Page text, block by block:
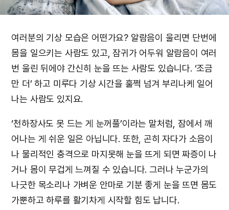
여러분의 기상 모습은 어떤가요? 알람음이 울리면 단번에
몸을 일으키는 사람도 있고, 잠귀가 어두워 알람음이 여러
번 울린 뒤에야 간신히 눈을 뜨는 사람도 있습니다. ‘조금
만 더’ 하고 미루다 기상 시간을 훌쩍 넘겨 부리나케 일어
나는 사람도 있지요.
‘천하장사도 못 드는 게 눈꺼풀’이라는 말처럼, 잠에서 깨
어나는 게 쉬운 일은 아닙니다. 또한, 곤히 자다가 소음이
나 물리적인 충격으로 마지못해 눈을 뜨게 되면 짜증이 나
거나 몸이 무겁게 느껴질 수 있습니다. 그러나 누군가의
나긋한 목소리나 가벼운 안마로 기분 좋게 눈을 뜨면 몸도
가뿐하고 하루를 활기차게 시작할 힘도 납니다.